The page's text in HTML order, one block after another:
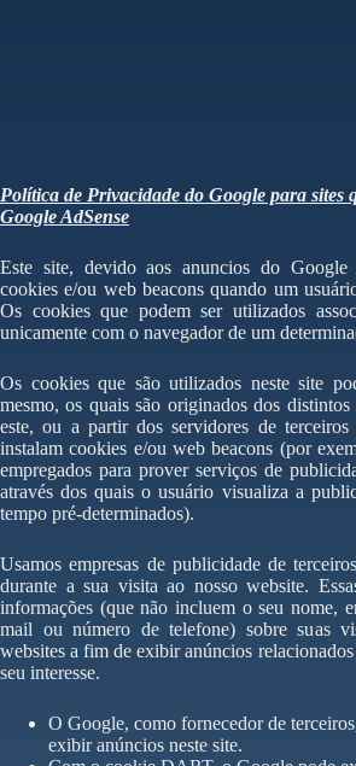
Política de Privacidade do Google para sites
Google AdSense
Este site, devido aos anuncios do Google
cookies e/ou web beacons quando um
Os cookies que podem ser utilizados
unicamente com o navegador de um
Os cookies que são utilizados neste site
mesmo, os quais são originados dos
este, ou a partir dos servidores de
instalam cookies e/ou web beacons (por
empregados para prover serviços de
através dos quais o usuário visualiza a
tempo pré-determinados).
Usamos empresas de publicidade de
durante a sua visita ao nosso website.
informações (que não incluem o seu nome,
mail ou número de telefone) sobre suas
websites a fim de exibir anúncios
seu interesse.
O Google, como fornecedor de
exibir anúncios neste site.